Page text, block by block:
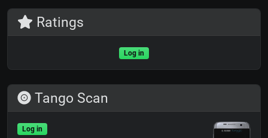
Ratings
Log in
Tango Scan
Log in